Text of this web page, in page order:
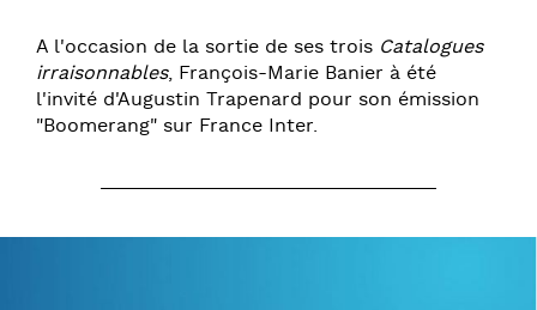
A l'occasion de la sortie de ses trois Catalogues
irraisonnables, François-Marie Banier à été
l'invité d'Augustin Trapenard pour son émission
"Boomerang" sur France Inter.